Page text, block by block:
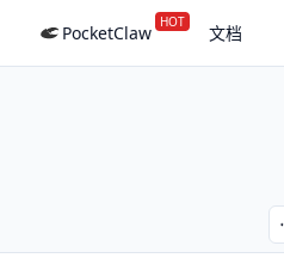
PocketClaw HOT 文档